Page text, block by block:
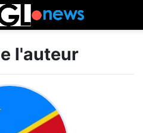
l'auteur